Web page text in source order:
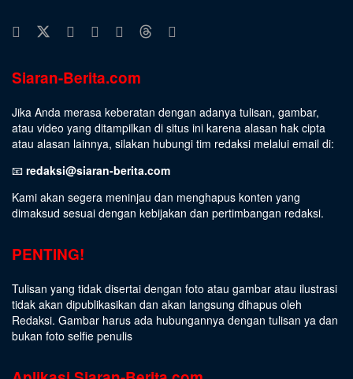
Siaran-Berita.com
Jika Anda merasa keberatan dengan adanya tulisan, gambar,
atau video yang ditampilkan di situs ini karena alasan hak cipta
atau alasan lainnya, silakan hubungi tim redaksi melalui email di:
📧 redaksi@siaran-berita.com
Kami akan segera meninjau dan menghapus konten yang
dimaksud sesuai dengan kebijakan dan pertimbangan redaksi.
PENTING!
Tulisan yang tidak disertai dengan foto atau gambar atau ilustrasi
tidak akan dipublikasikan dan akan langsung dihapus oleh
Redaksi. Gambar harus ada hubungannya dengan tulisan ya dan
bukan foto selfie penulis